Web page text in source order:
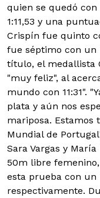
quien se quedó
1:11,53 y una
Crispín fue quinto
fue séptimo con un
título, el medallista
"muy feliz", al
mundo con 11:31".
plata y aún nos
mariposa.
Mundial de
Sara Vargas y
50m libre
esta prueba con un
respectivamente.